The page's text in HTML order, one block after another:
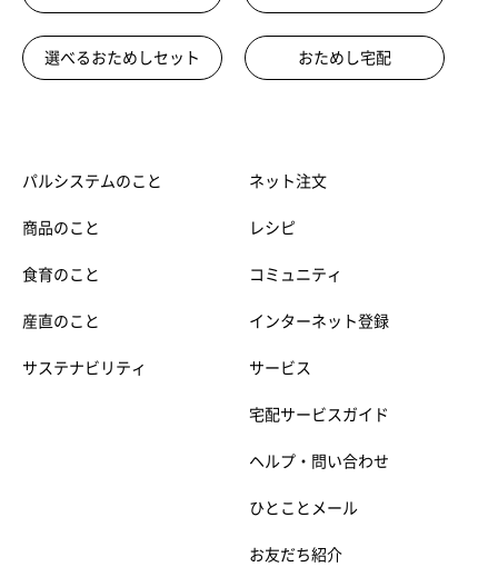
選べるおためしセット おためし宅配
パルシステムのこと
商品のこと
食育のこと
産直のこと
サステナビリティ
ネット注文
レシピ
コミュニティ
インターネット登録
サービス
宅配サービスガイド
ヘルプ・問い合わせ
ひとことメール
お友だち紹介